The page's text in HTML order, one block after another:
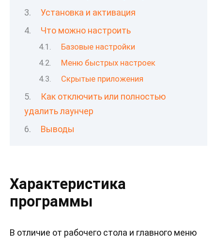
Установка и активация
Что можно настроить
Базовые настройки
Меню быстрых настроек
Скрытые приложения
Как отключить или полностью
удалить лаунчер
Выводы
Характеристика
программы
В отличие от рабочего стола и главного меню